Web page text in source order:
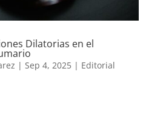
Dilatorias en el
| Sep 4, 2025| Editorial